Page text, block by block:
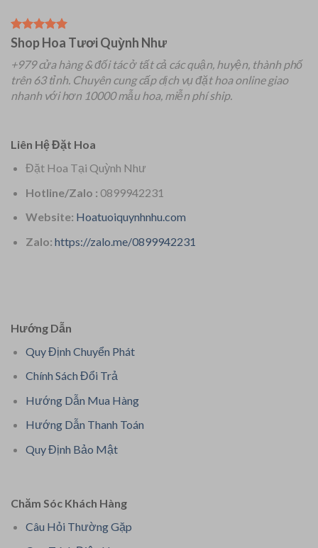
Shop Hoa Tươi Quỳnh Như
+979 cửa hàng & đối tác ở tất cả các quận, huyện, thành phố
trên 63 tỉnh. Chuyên cung cấp dịch vụ đặt hoa online giao
nhanh với hơn 10000 mẫu hoa, miễn phí ship.
Liên Hệ Đặt Hoa
Đặt Hoa Tại Quỳnh Như
Hotline/Zalo : 0899942231
Website: Hoatuoiquynhnhu.com
Zalo: https://zalo.me/0899942231
Hướng Dẫn
Quy Định Chuyển Phát
Chính Sách Đổi Trả
Hướng Dẫn Mua Hàng
Hướng Dẫn Thanh Toán
Quy Định Bảo Mật
Chăm Sóc Khách Hàng
Câu Hỏi Thường Gặp